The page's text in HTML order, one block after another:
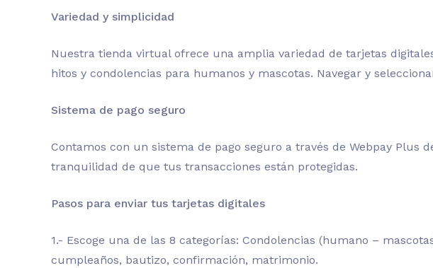
Variedad y simplicidad
Nuestra tienda virtual ofrece una amplia variedad de tarjetas
hitos y condolencias para humanos y mascotas. Navegar y
Sistema de pago seguro
Contamos con un sistema de pago seguro a través de Webpay Plus
tranquilidad de que tus transacciones están protegidas.
Pasos para enviar tus tarjetas digitales
1.- Escoge una de las 8 categorías: Condolencias (humano –
cumpleaños, bautizo, confirmación, matrimonio.